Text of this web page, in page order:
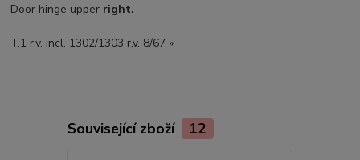
Door hinge upper right.
T.1 r.v. incl. 1302/1303 r.v. 8/67 »
Související zboží 12